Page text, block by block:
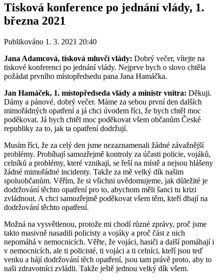
Tisková konference po jednání vlády, 1.
března 2021
Publikováno 1. 3. 2021 20:40
Jana Adamcová, tisková mluvčí vlády: Dobrý večer, vítejte na
tiskové konferenci po jednání vlády. Nejprve bych o slovo chtěla
požádat prvního místopředsedu pana Jana Hamáčka.
Jan Hamáček, 1. místopředseda vlády a ministr vnitra: Děkuji.
Dámy a pánové, dobrý večer. Máme za sebou první den dalších
mimořádných opatření a já chci úvodem říci, že bych chtěl moc
poděkovat. Já bych chtěl moc poděkovat všem občanům České
republiky za to, jak ta opatření dodržují.
Musím říci, že za celý den jsme nezaznamenali žádné závažnější
problémy. Probíhají samozřejmě kontroly za účasti policie, vojáků,
celníků a problémy, které vznikají, se řeší na místě a nejsou hlášeny
žádné mimořádné incidenty. Takže za mě velký dík našim
spoluobčanům. Věřím, že si všichni uvědomujeme, jak důležité je
dodržování těchto opatření pro to, abychom měli šanci tu krizi
zvládnout. A chci samozřejmě poděkovat všem těm, kteří dbají na
dodržování těchto opatření.
Možná na vysvětlenou, protože mi chodí různé zprávy, proč jsme
takto masivně nasadili policisty a vojáky a proč část z nich
nepomáhá v nemocnicích. Věřte, že vojáci, hasiči a další pomáhají i
v nemocnicích, ale ti policisté, ti vojáci a ti celníci, kteří jsou teď
venku a hájí dodržování těch opatření, jsou tam právě proto, aby to
naši zdravotníci zvládli. Takže ještě jednou velký dík všem.